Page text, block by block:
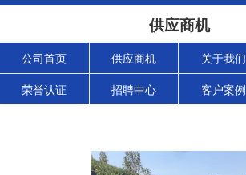
供应商机
公司首页 供应商机 关于我们
荣誉认证 招聘中心 客户案例